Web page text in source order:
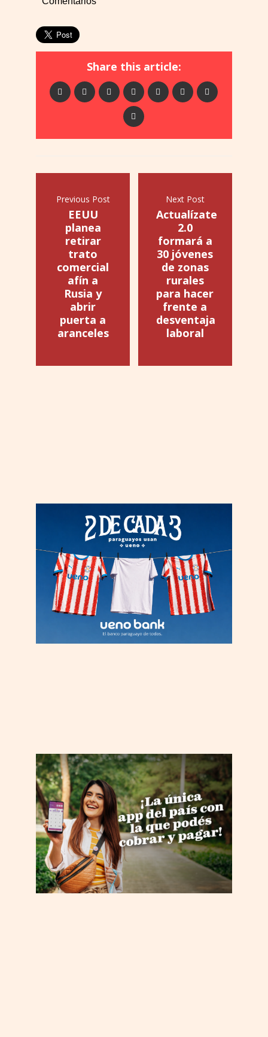
Share this article:
Previous Post
EEUU
planea
retirar
trato
comercial
afín a
Rusia y
abrir
puerta a
aranceles
Next Post
Actualízate
2.0
formará a
30 jóvenes
de zonas
rurales
para hacer
frente a
desventaja
laboral